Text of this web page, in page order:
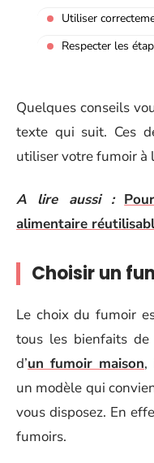
Utiliser
Respecter les
Quelques conseils
texte qui suit. Ces
utiliser votre fumoir à
A lire aussi :
alimentaire
Choisir un
Le choix du fumoir
tous les bienfaits
d’un fumoir maison,
un modèle qui
vous disposez. En
fumoirs.